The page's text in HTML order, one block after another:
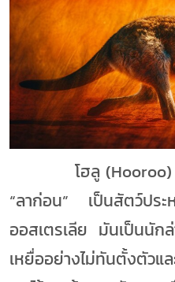
โฮลู (
“ลาก่อน” เป็นสัตว์ประ
ออสเตรเลีย มันเป็นนัก
เหยื่ออย่างไม่ทันตั้งตัวแ